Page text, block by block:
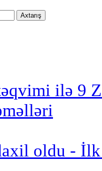
Axtarış
ilə 9
oldu -